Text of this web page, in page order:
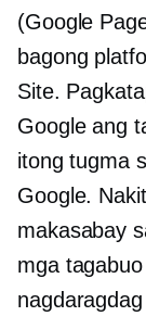
(Google
bagong
Site.
Google ang
itong tugma
Google.
makasabay
mga
nagdaragdag